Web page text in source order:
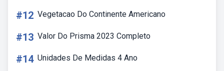
#12 Vegetacao Do Continente Americano
#13 Valor Do Prisma 2023 Completo
#14 Unidades De Medidas 4 Ano